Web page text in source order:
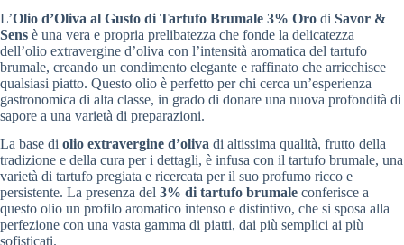
L’Olio d’Oliva al Gusto di Tartufo Brumale 3% Oro di Savor &
Sens è una vera e propria prelibatezza che fonde la delicatezza
dell’olio extravergine d’oliva con l’intensità aromatica del tartufo
brumale, creando un condimento elegante e raffinato che arricchisce
qualsiasi piatto. Questo olio è perfetto per chi cerca un’esperienza
gastronomica di alta classe, in grado di donare una nuova profondità di
sapore a una varietà di preparazioni.
La base di olio extravergine d’oliva di altissima qualità, frutto della
tradizione e della cura per i dettagli, è infusa con il tartufo brumale, una
varietà di tartufo pregiata e ricercata per il suo profumo ricco e
persistente. La presenza del 3% di tartufo brumale conferisce a
questo olio un profilo aromatico intenso e distintivo, che si sposa alla
perfezione con una vasta gamma di piatti, dai più semplici ai più
sofisticati.